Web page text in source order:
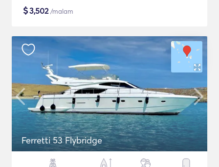
$3,502/malam
Ferretti 53 Flybridge